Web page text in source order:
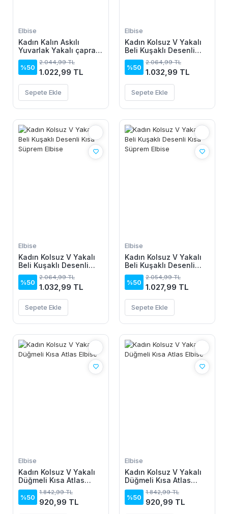
Elbise
Kadın Kalın Askılı
Yuvarlak Yakalı çapraz
Detaylı Yandan
Bağlamalı üst Süprem
Alt Viskon Elbise
%50
2.044,99 TL
1.022,99 TL
Sepete Ekle
Elbise
Kadın Kolsuz V Yakalı
Beli Kuşaklı Desenli
Kısa Süprem Elbise
%50
2.064,99 TL
1.032,99 TL
Sepete Ekle
Elbise
Kadın Kolsuz V Yakalı
Beli Kuşaklı Desenli
Kısa Süprem Elbise
%50
2.064,99 TL
1.032,99 TL
Sepete Ekle
Elbise
Kadın Kolsuz V Yakalı
Beli Kuşaklı Desenli
Kısa Süprem Elbise
%50
2.054,99 TL
1.027,99 TL
Sepete Ekle
Elbise
Kadın Kolsuz V Yakalı
Düğmeli Kısa Atlas
Elbise
%50
1.842,99 TL
920,99 TL
Elbise
Kadın Kolsuz V Yakalı
Düğmeli Kısa Atlas
Elbise
%50
1.842,99 TL
920,99 TL